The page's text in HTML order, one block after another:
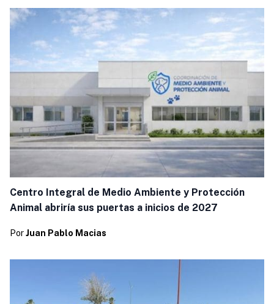
Centro Integral de Medio Ambiente y Protección
Animal abriría sus puertas a inicios de 2027
Por Juan Pablo Macias